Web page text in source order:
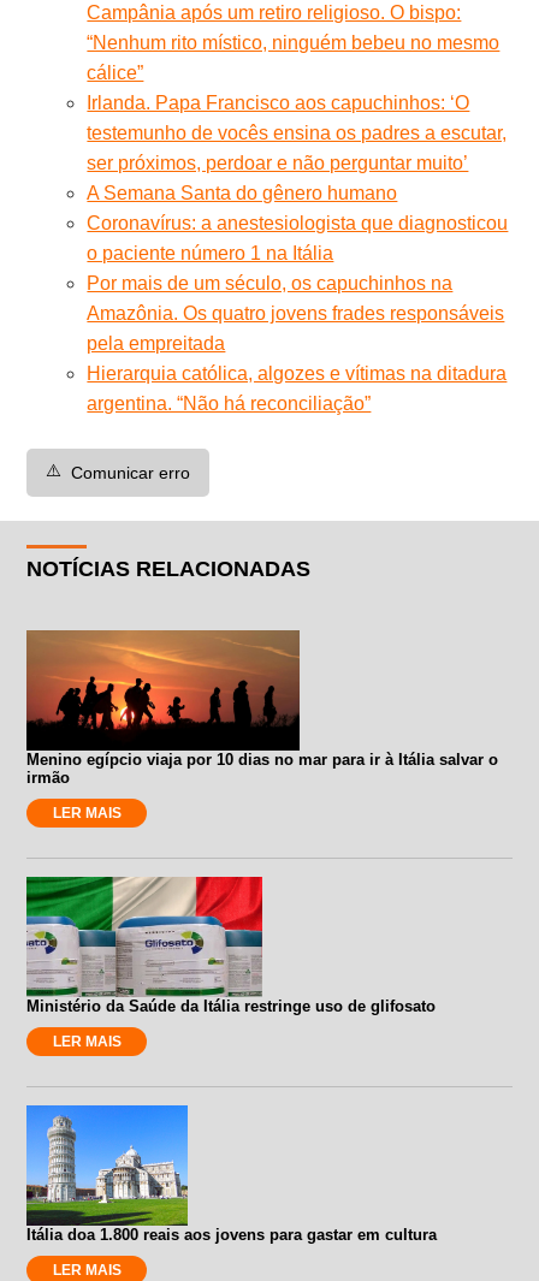
Campânia após um retiro religioso. O bispo:
“Nenhum rito místico, ninguém bebeu no mesmo
cálice”
Irlanda. Papa Francisco aos capuchinhos: ‘O
testemunho de vocês ensina os padres a escutar,
ser próximos, perdoar e não perguntar muito’
A Semana Santa do gênero humano
Coronavírus: a anestesiologista que diagnosticou
o paciente número 1 na Itália
Por mais de um século, os capuchinhos na
Amazônia. Os quatro jovens frades responsáveis
pela empreitada
Hierarquia católica, algozes e vítimas na ditadura
argentina. “Não há reconciliação”
⚠️ Comunicar erro
NOTÍCIAS RELACIONADAS
Menino egípcio viaja por 10 dias no mar para ir à Itália salvar o
irmão
LER MAIS
Ministério da Saúde da Itália restringe uso de glifosato
LER MAIS
Itália doa 1.800 reais aos jovens para gastar em cultura
LER MAIS